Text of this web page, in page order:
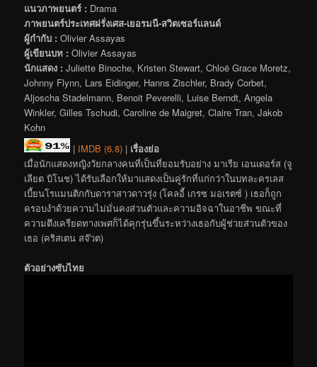
แนวภาพยนตร์ : Drama
ภาพยนตร์ประเทศฝรั่งเศส-เยอรมนี-สวิตเซอร์แลนด์
ผู้กำกับ : Olivier Assayas
ผู้เขียนบท : Olivier Assayas
นักแสดง : Juliette Binoche, Kristen Stewart, Chloë Grace Moretz,
Johnny Flynn, Lars Eidinger, Hanns Zischler, Brady Corbet,
Aljoscha Stadelmann, Benoit Peverelli, Luise Berndt, Angela
Winkler, Gilles Tschudi, Caroline de Maigret, Claire Tran, Jakob
Kohn
| IMDB (6.8) | เรื่องย่อ
เมื่อนักแสดงหญิงวัยกลางคนที่เป็นที่ยอมรับอย่าง มาเรีย เอนเดอร์ส (จู
เลียต บิโนช) ได้รับเลือกให้มาแสดงเป็นคู่รักที่แก่กว่าในบทละครเลส
เบี้ยนโรแมนติกกับดาราสาวดาวรุ่ง (โคลอี้ เกรซ มอเรตซ์ ) เธอก็ถูก
ครอบงำด้วยความไม่มั่นคงส่วนตัวและความอิจฉาในอาชีพ ขณะที่
ความตึงเครียดทางเพศก็ได้คุกรุ่นขึ้นระหว่างเธอกับผู้ช่วยส่วนตัวของ
เธอ (คริสเตน สจ๊วต)
ตัวอย่างซับไทย